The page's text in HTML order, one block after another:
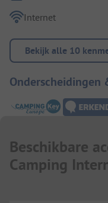
Internet
Bekijk alle 10
Onderscheidingen
Beschikbare
Camping